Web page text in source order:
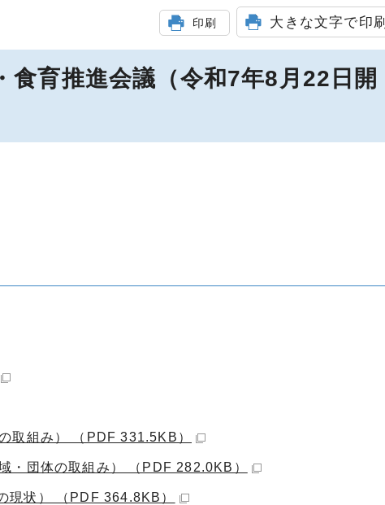
印刷 大きな文字で印刷
育推進会議（令和7年8月22日開
取組み） （PDF 331.5KB）
・団体の取組み） （PDF 282.0KB）
現状） （PDF 364.8KB）